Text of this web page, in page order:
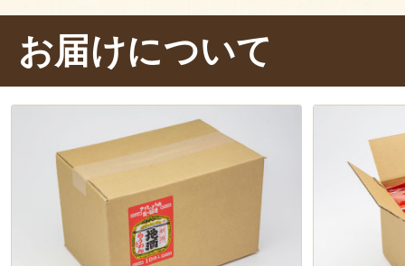
わいに変化します。
また、 つるつるとした細麺がスー
終わりまで、コシを感じる食感に
飲んだ後は、ついつい麺類を食べ
のラーメンに、お酒の余韻を感じ
まらない一品ですね！
お届けについて